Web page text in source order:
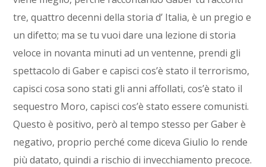
tre, quattro decenni della storia d’ Italia, è un pregio e
un difetto; ma se tu vuoi dare una lezione di storia
veloce in novanta minuti ad un ventenne, prendi gli
spettacolo di Gaber e capisci cos’è stato il terrorismo,
capisci cosa sono stati gli anni affollati, cos’è stato il
sequestro Moro, capisci cos’è stato essere comunisti.
Questo è positivo, però al tempo stesso per Gaber è
negativo, proprio perché come diceva Giulio lo rende
più datato, quindi a rischio di invecchiamento precoce.